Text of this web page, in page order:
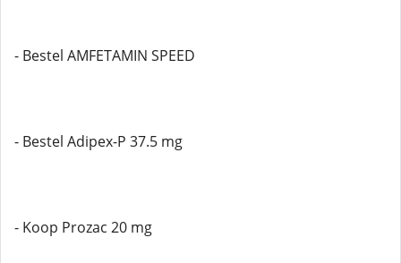
- Bestel AMFETAMIN SPEED
- Bestel Adipex-P 37.5 mg
- Koop Prozac 20 mg